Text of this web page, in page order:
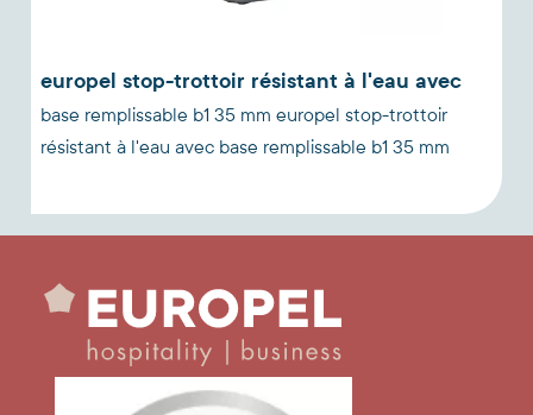
europel stop-trottoir résistant à l'eau avec
base remplissable b1 35 mm europel stop-trottoir
résistant à l'eau avec base remplissable b1 35 mm